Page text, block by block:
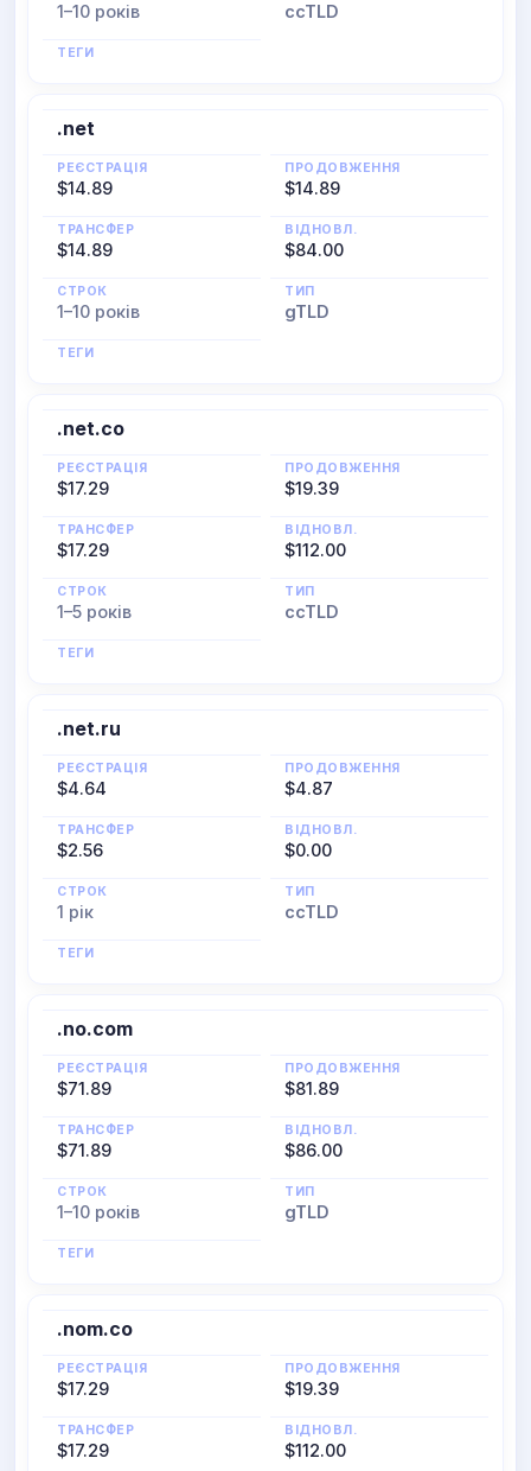
1–10 років ccTLD
ТЕГИ
.net
РЕЄСТРАЦІЯ
$14.89
ПРОДОВЖЕННЯ
$14.89
ТРАНСФЕР
$14.89
ВІДНОВЛ.
$84.00
СТРОК
1–10 років
ТИП
gTLD
ТЕГИ
.net.co
РЕЄСТРАЦІЯ
$17.29
ПРОДОВЖЕННЯ
$19.39
ТРАНСФЕР
$17.29
ВІДНОВЛ.
$112.00
СТРОК
1–5 років
ТИП
ccTLD
ТЕГИ
.net.ru
РЕЄСТРАЦІЯ
$4.64
ПРОДОВЖЕННЯ
$4.87
ТРАНСФЕР
$2.56
ВІДНОВЛ.
$0.00
СТРОК
1 рік
ТИП
ccTLD
ТЕГИ
.no.com
РЕЄСТРАЦІЯ
$71.89
ПРОДОВЖЕННЯ
$81.89
ТРАНСФЕР
$71.89
ВІДНОВЛ.
$86.00
СТРОК
1–10 років
ТИП
gTLD
ТЕГИ
.nom.co
РЕЄСТРАЦІЯ
$17.29
ПРОДОВЖЕННЯ
$19.39
ТРАНСФЕР
$17.29
ВІДНОВЛ.
$112.00